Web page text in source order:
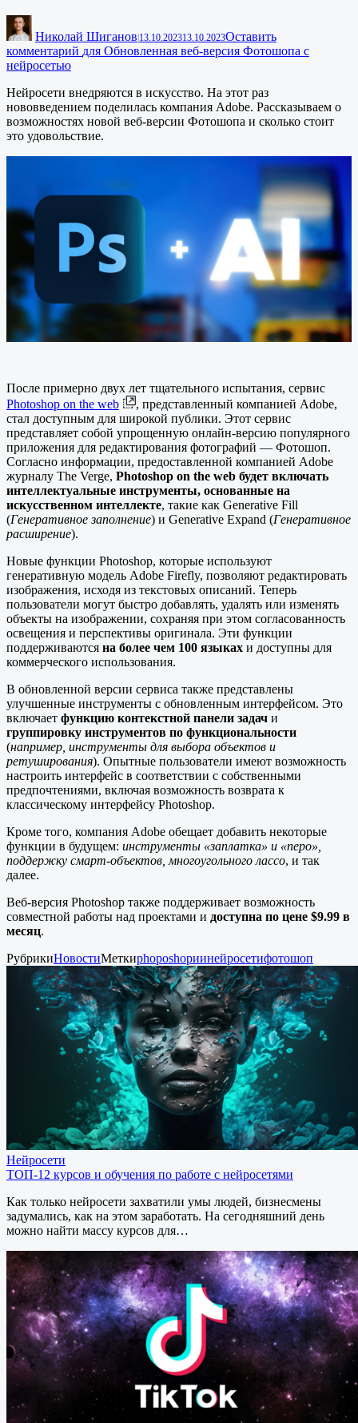
Николай Шиганов 13.10.202313.10.2023Оставить
комментарий для Обновленная веб-версия Фотошопа с
нейросетью
Нейросети внедряются в искусство. На этот раз
нововведением поделилась компания Adobe. Рассказываем о
возможностях новой веб-версии Фотошопа и сколько стоит
это удовольствие.
После примерно двух лет тщательного испытания, сервис
Photoshop on the web
, представленный компанией Adobe,
стал доступным для широкой публики. Этот сервис
представляет собой упрощенную онлайн-версию популярного
приложения для редактирования фотографий — Фотошоп.
Согласно информации, предоставленной компанией Adobe
журналу The Verge, Photoshop on the web будет включать
интеллектуальные инструменты, основанные на
искусственном интеллекте, такие как Generative Fill
(Генеративное заполнение) и Generative Expand (Генеративное
расширение).
Новые функции Photoshop, которые используют
генеративную модель Adobe Firefly, позволяют редактировать
изображения, исходя из текстовых описаний. Теперь
пользователи могут быстро добавлять, удалять или изменять
объекты на изображении, сохраняя при этом согласованность
освещения и перспективы оригинала. Эти функции
поддерживаются на более чем 100 языках и доступны для
коммерческого использования.
В обновленной версии сервиса также представлены
улучшенные инструменты с обновленным интерфейсом. Это
включает функцию контекстной панели задач и
группировку инструментов по функциональности
(например, инструменты для выбора объектов и
ретуширования). Опытные пользователи имеют возможность
настроить интерфейс в соответствии с собственными
предпочтениями, включая возможность возврата к
классическому интерфейсу Photoshop.
Кроме того, компания Adobe обещает добавить некоторые
функции в будущем: инструменты «заплатка» и «перо»,
поддержку смарт-объектов, многоугольного лассо, и так
далее.
Веб-версия Photoshop также поддерживает возможность
совместной работы над проектами и доступна по цене $9.99 в
месяц.
РубрикиНовостиМеткиphoposhopиинейросетифотошоп
Нейросети
ТОП-12 курсов и обучения по работе с нейросетями
Как только нейросети захватили умы людей, бизнесмены
задумались, как на этом заработать. На сегодняшний день
можно найти массу курсов для…